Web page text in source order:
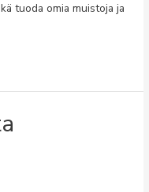
tuoda omia muistoja ja